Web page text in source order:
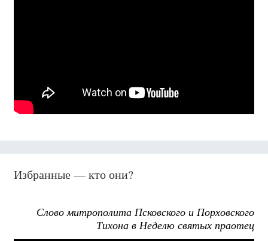
Избранные — кто они?
Слово митрополита Псковского и Порховского
Тихона в Неделю святых праотец